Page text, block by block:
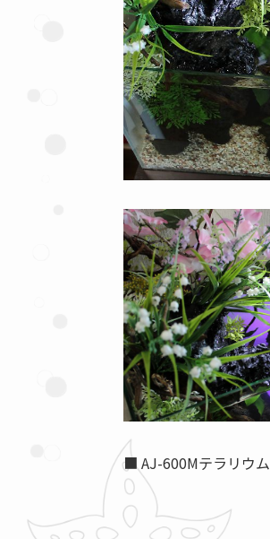
■ AJ-600Mテラリウム